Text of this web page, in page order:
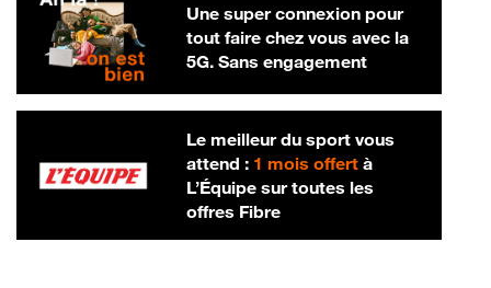
Une super connexion pour
tout faire chez vous avec la
5G. Sans engagement
Le meilleur du sport vous
attend : 1 mois offertà
L’Équipe sur toutes les
offres Fibre